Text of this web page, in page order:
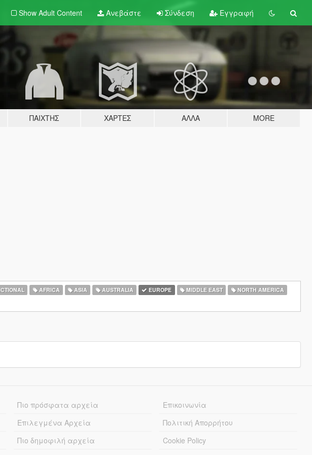
Show Adult Content Ανεβάστε Σύνδεση Εγγραφή
ΠΑΊΧΤΗΣ ΧΆΡΤΕΣ ΆΛΛΑ MORE
AFRICA ASIA AUSTRALIA EUROPE MIDDLE EAST
NORTH AMERICA
Πιο πρόσφατα αρχεία
Επιλεγμένα Αρχεία
Πιο δημοφιλή αρχεία
Επικοινωνία
Πολιτική Απορρήτου
Cookie Policy